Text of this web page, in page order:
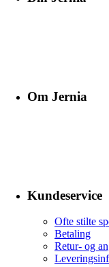
Om Jernia
Kundeservice
Ofte stilte
Betaling
Retur- og